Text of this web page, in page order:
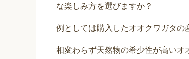
な楽しみ方を選びますか？
例としては購入したオオクワガタの
相変わらず天然物の希少性が高い